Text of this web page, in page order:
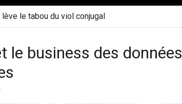
lève le tabou du viol conjugal
le business des données